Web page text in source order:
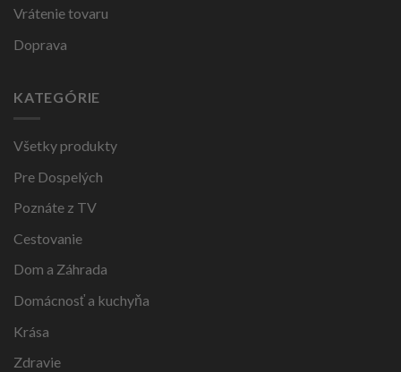
Vrátenie tovaru
Doprava
KATEGÓRIE
Všetky produkty
Pre Dospelých
Poznáte z TV
Cestovanie
Dom a Záhrada
Domácnosť a kuchyňa
Krása
Zdravie